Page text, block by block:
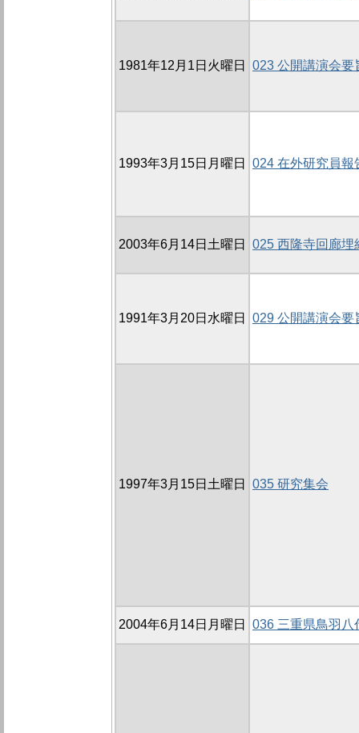
1981年12月1日火曜日 023 公開講演会要
1993年3月15日月曜日 024 在外研究員報
2003年6月14日土曜日 025 西隆寺回廊埋
1991年3月20日水曜日 029 公開講演会要
1997年3月15日土曜日 035 研究集会
2004年6月14日月曜日 036 三重県鳥羽八